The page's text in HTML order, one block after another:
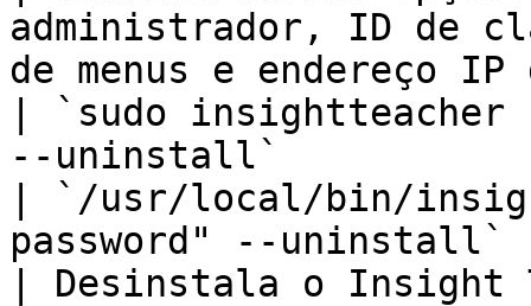
administrador, ID de
de menus e endereço
| `sudo insightteacher
--uninstall`
| `/usr/local/bin/
password" --uninstall`
| Desinstala o Insight